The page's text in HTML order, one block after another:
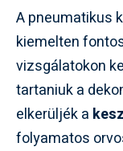
A pneumatikus
kiemelten
vizsgálatokon
tartaniuk a
elkerüljék a
folyamatos